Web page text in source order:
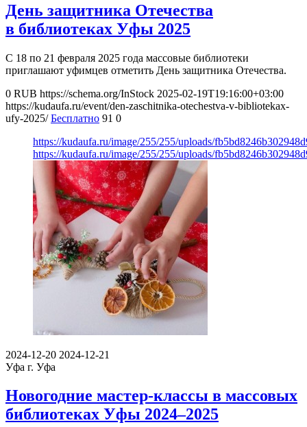
День защитника Отечества
в библиотеках Уфы 2025
С 18 по 21 февраля 2025 года массовые библиотеки
приглашают уфимцев отметить День защитника Отечества.
0 RUB https://schema.org/InStock 2025-02-19T19:16:00+03:00
https://kudaufa.ru/event/den-zaschitnika-otechestva-v-bibliotekax-
ufy-2025/ Бесплатно 91 0
https://kudaufa.ru/image/255/255/uploads/
https://kudaufa.ru/image/255/255/uploads/
2024-12-20 2024-12-21
Уфа г. Уфа
Новогодние мастер-классы в массовых
библиотеках Уфы 2024–2025